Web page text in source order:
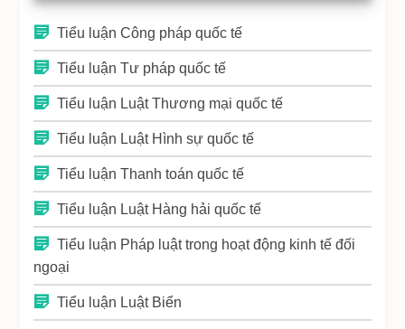
Tiểu luận Công pháp quốc tế
Tiểu luận Tư pháp quốc tế
Tiểu luận Luật Thương mại quốc tế
Tiểu luận Luật Hình sự quốc tế
Tiểu luận Thanh toán quốc tế
Tiểu luận Luật Hàng hải quốc tế
Tiểu luận Pháp luật trong hoạt động kinh tế đối
ngoại
Tiểu luận Luật Biển